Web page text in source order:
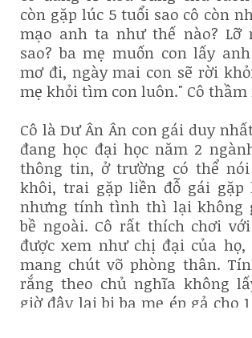
còn gặp lúc 5 tuổi sao cô còn
mạo anh ta như thế nào? Lỡ
sao? ba mẹ muốn con lấy
mơ đi, ngày mai con sẽ rời
mẹ khỏi tìm con luôn." Cô thầm
Cô là Dư Ân Ân con gái duy
đang học đại học năm 2
thông tin, ở trường có thể
khôi, trai gặp liền đỗ gái
nhưng tính tình thì lại không
bề ngoài. Cô rất thích chơi
được xem như chị đại của
mang chút võ phòng thân.
rắng theo chủ nghĩa không
giờ đây lại bị ba mẹ ép gả cho